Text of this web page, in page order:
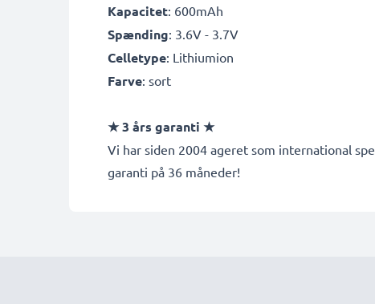
Kapacitet: 600mAh
Spænding: 3.6V - 3.7V
Celletype: Lithiumion
Farve: sort
★ 3 års garanti ★
Vi har siden 2004 ageret som international
garanti på 36 måneder!